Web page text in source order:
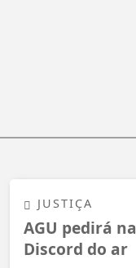
JUSTIÇA
AGU pedirá
Discord do ar